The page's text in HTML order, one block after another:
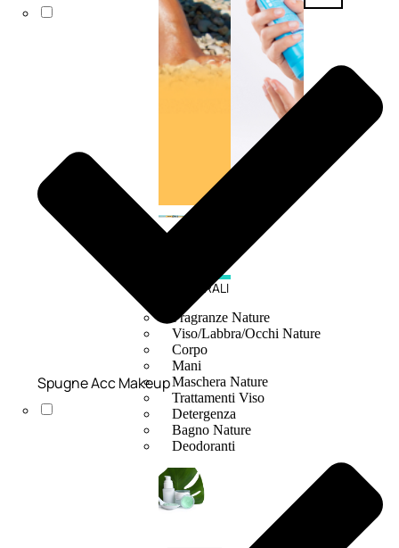
NATURALI
Fragranze Nature
Viso/Labbra/Occhi Nature
Corpo
Mani
Maschera Nature
Trattamenti Viso
Detergenza
Bagno Nature
Deodoranti
Spugne Acc Makeup